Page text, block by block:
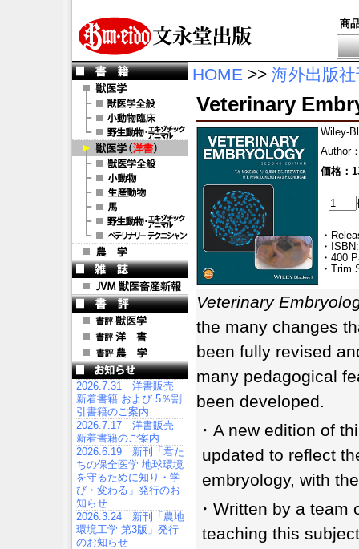
商
2026.7.31 洋書販売
新着書籍 および 5％割
引書籍のご案内
2026.7.17 洋書販売
新着書籍のご案内
2026.6.19 新刊「君た
ちの保全医学 地球環境
を守るために知り・学
び・変わる」発行のお
知らせ
2026.3.24 新刊「農地
環境工学 第3版」発行
のお知らせ
HOME >> 海外出版
Veterinary
Wiley-
Author
価格：
・
・
・400
・Trim
Veterinary
the many changes
been fully revised
many pedagogical
been developed.
・A new edition of
updated to reflect
embryology, with
・Written by a
teaching this subject